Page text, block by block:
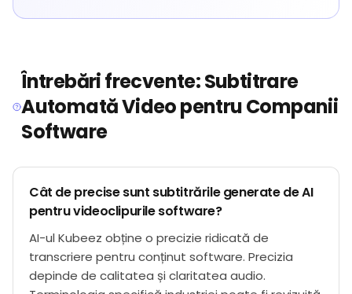
Întrebări frecvente: Subtitrare
Automată Video pentru Companii
Software
Cât de precise sunt subtitrările generate de AI
pentru videoclipurile software?
AI-ul Kubeez obține o precizie ridicată de
transcriere pentru conținut software. Precizia
depinde de calitatea și claritatea audio.